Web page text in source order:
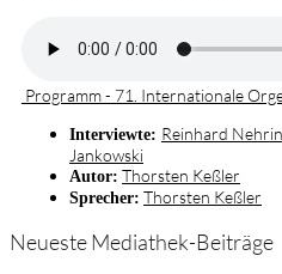
Programm - 71. Internationale
Interviewte: Reinhard
Jankowski
Autor: Thorsten Keßler
Sprecher: Thorsten Keßler
Neueste Mediathek-Beiträge